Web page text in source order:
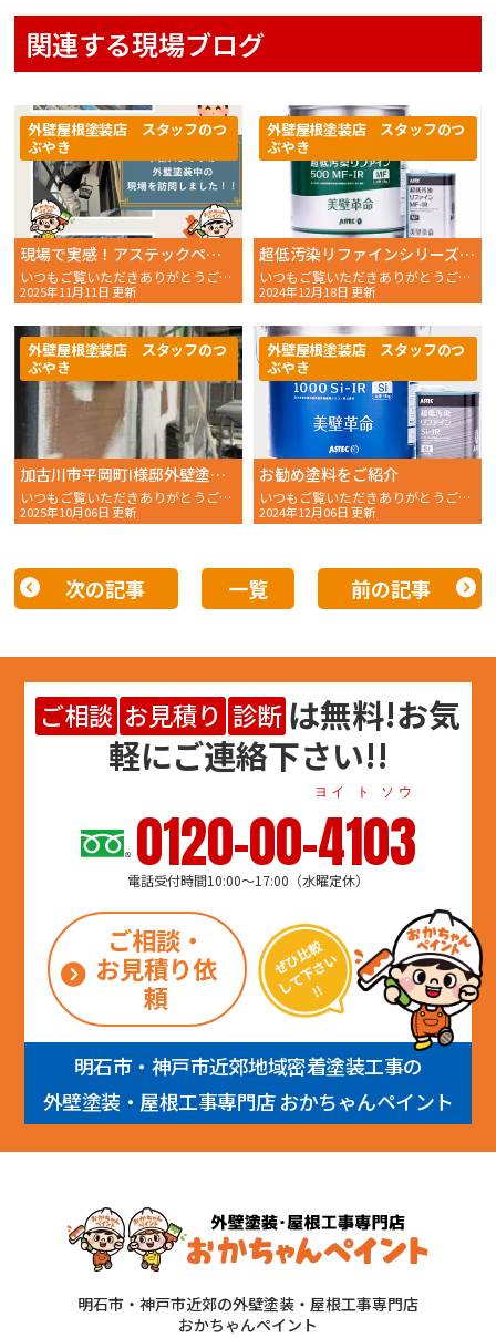
関連する現場ブログ
現場で実感！アステックペイントリファイン1000Si-IRの魅力✨｜神戸市垂水区屋根・外壁塗装
いつもご覧いただきありがとうございます。おかちゃんペイントのスタッフAです。 今回は【……
2025年11月11日 更新
外壁屋根塗装店 スタッフのつ
ぶやき
超低汚染リファインシリーズのご紹介その２
いつもご覧いただきありがとうございます。 おかちゃんペイン
2024年12月18日 更新
外壁屋根塗装店 スタッフのつ
ぶやき
加古川市平岡町I様邸外壁塗装で叶えるイメージチェンジ｜チャコールを使った施工とリフォームコーディネーターの管理術
いつもご覧いただきありがとうございます。おかちゃんペイントのスタッフMです。 今回は……
2025年10月06日 更新
外壁屋根塗装店 スタッフのつ
ぶやき
お勧め塗料をご紹介
いつもご覧いただきありがとうございます。 おかちゃんペ
2024年12月06日 更新
外壁屋根塗装店 スタッフのつ
ぶやき
次の記事 一覧 前の記事
ご相談 お見積り 診断 は無料!お気
軽にご連絡下さい!!
0120-00-4103
ヨイ ト ソウ
電話受付時間10:00～17:00（水曜定休）
ご相談・
お見積り依
頼
明石市・神戸市近郊地域密着塗装工事の
外壁塗装・屋根工事専門店 おかちゃんペイント
明石市・神戸市近郊の外壁塗装・屋根工事専門店
おかちゃんペイント